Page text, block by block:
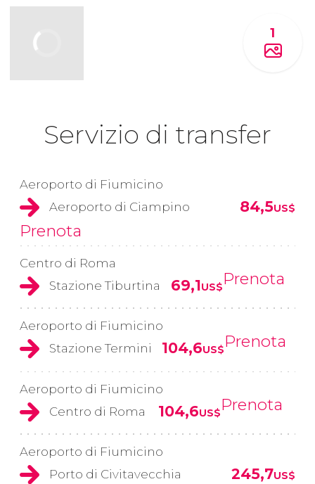
1
Servizio di transfer
Aeroporto di Fiumicino
Aeroporto di Ciampino
84,5US$
Prenota
Centro di Roma
Stazione Tiburtina
69,1US$Prenota
Aeroporto di Fiumicino
Stazione Termini
104,6US$Prenota
Aeroporto di Fiumicino
Centro di Roma
104,6US$Prenota
Aeroporto di Fiumicino
Porto di Civitavecchia
245,7US$